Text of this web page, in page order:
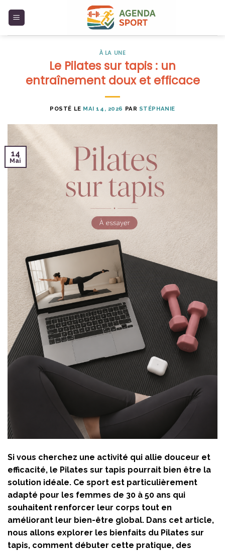
À LA UNE
Le Pilates sur tapis : un
entraînement doux et efficace
POSTÉ LE MAI 14, 2026 PAR STÉPHANIE
14
Mai
Si vous cherchez une activité qui allie douceur et
efficacité, le Pilates sur tapis pourrait bien être la
solution idéale. Ce sport est particulièrement
adapté pour les femmes de 30 à 50 ans qui
souhaitent renforcer leur corps tout en
améliorant leur bien-être global. Dans cet article,
nous allons explorer les bienfaits du Pilates sur
tapis, comment débuter cette pratique, des